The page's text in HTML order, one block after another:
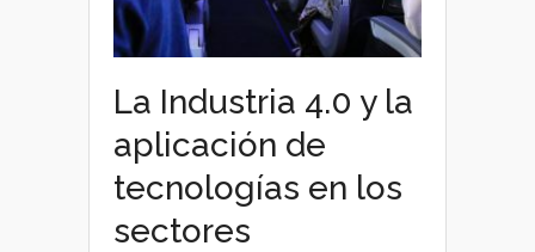
La Industria 4.0 y la
aplicación de
tecnologías en los
sectores